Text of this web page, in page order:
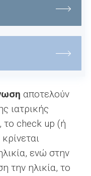
αποτελούν
ιατρικής
το check up (ή
ενώ στην
την ηλικία, το